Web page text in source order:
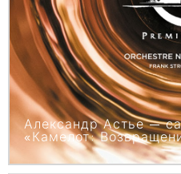
Александр Астье —
«Камелот: